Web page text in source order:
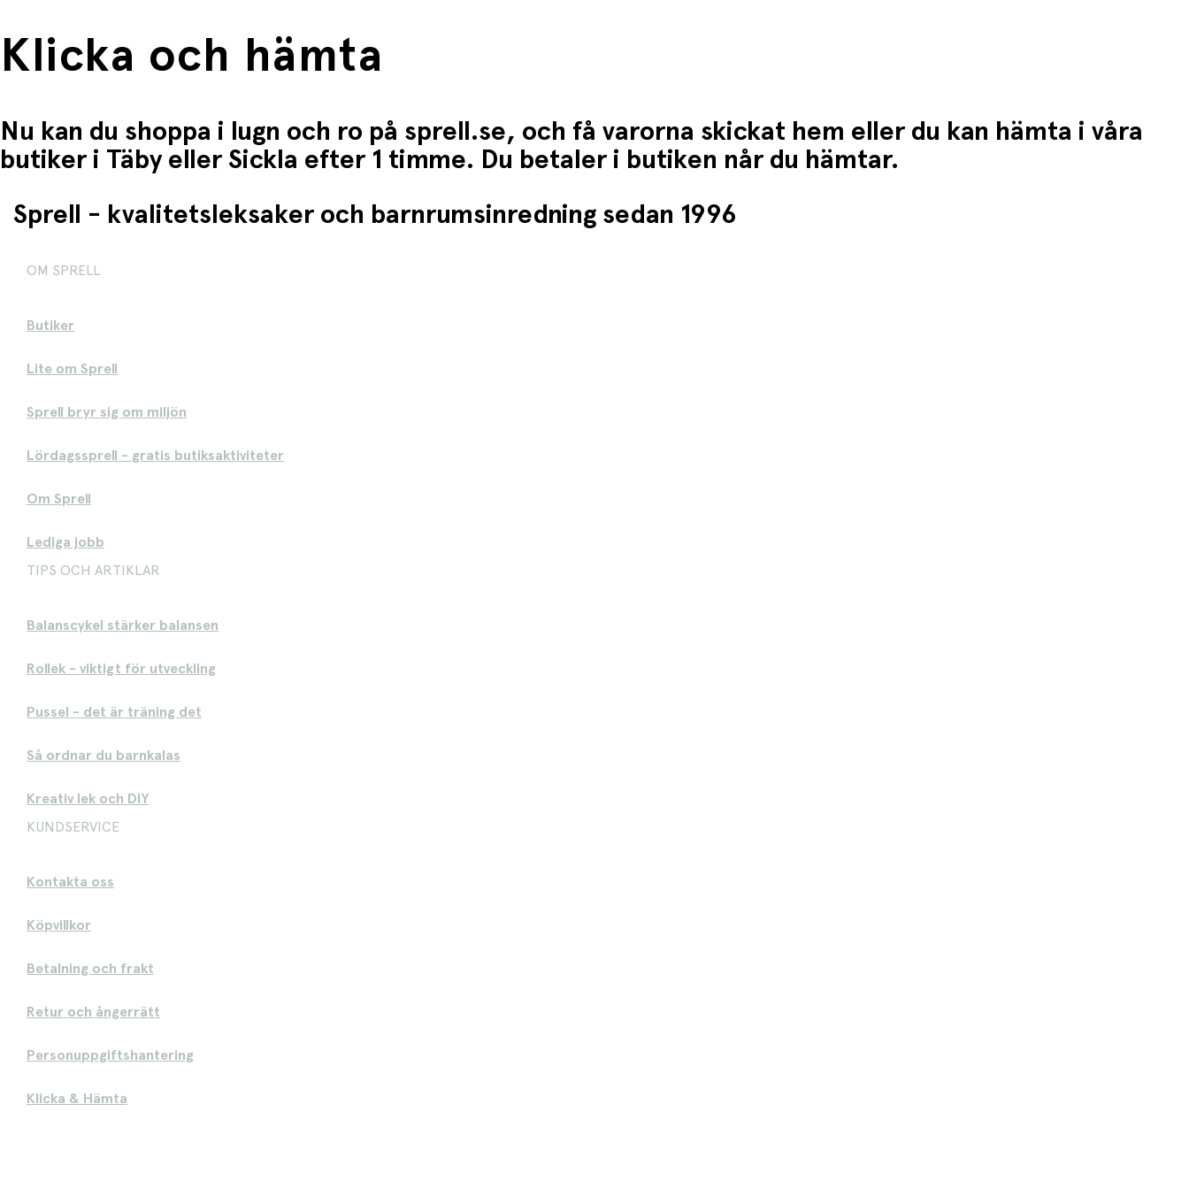
Klicka och hämta
Nu kan du shoppa i lugn och ro på sprell.se, och få varorna skickat hem eller du kan hämta i våra
butiker i Täby eller Sickla efter 1 timme. Du betaler i butiken når du hämtar.
Sprell - kvalitetsleksaker och barnrumsinredning sedan 1996
OM SPRELL
Butiker
Lite om Sprell
Sprell bryr sig om miljön
Lördagssprell - gratis butiksaktiviteter
Om Sprell
Lediga jobb
TIPS OCH ARTIKLAR
Balanscykel stärker balansen
Rollek - viktigt för utveckling
Pussel - det är träning det
Så ordnar du barnkalas
Kreativ lek och DIY
KUNDSERVICE
Kontakta oss
Köpvillkor
Betalning och frakt
Retur och ångerrätt
Personuppgiftshantering
Klicka & Hämta